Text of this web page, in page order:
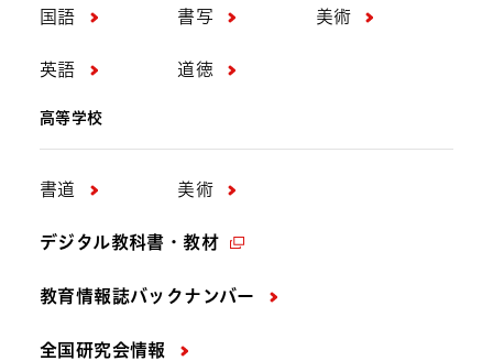
国語 書写 美術
英語 道徳
高等学校
書道 美術
デジタル教科書・教材
教育情報誌バックナンバー
全国研究会情報